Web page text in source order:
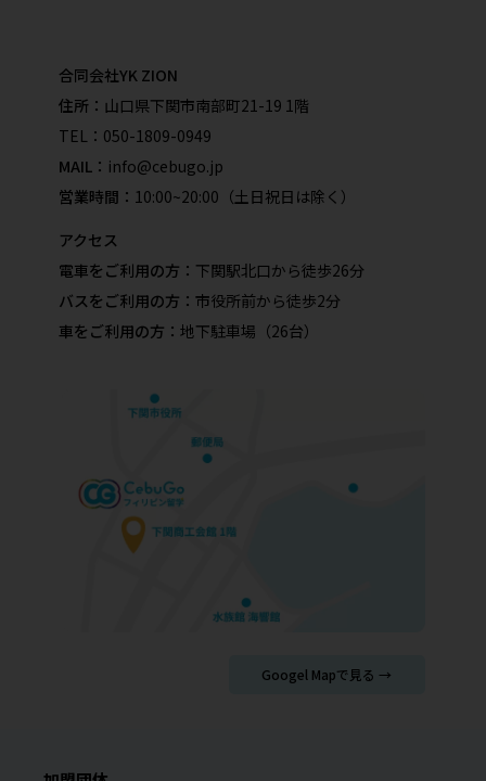
合同会社YK ZION
住所： 山口県下関市南部町21-19 1階
TEL： 050-1809-0949
MAIL： info@cebugo.jp
営業時間： 10:00~20:00（土日祝日は除く）
アクセス
電車をご利用の方： 下関駅北口から徒歩26分
バスをご利用の方： 市役所前から徒歩2分
車をご利用の方： 地下駐車場（26台）
Googel Mapで見る →